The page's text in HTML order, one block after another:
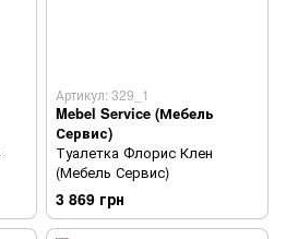
Артикул: 329_1
Mebel Service (Мебель
Сервис)
Туалетка Флорис Клен
(Мебель Сервис)
3 869 грн